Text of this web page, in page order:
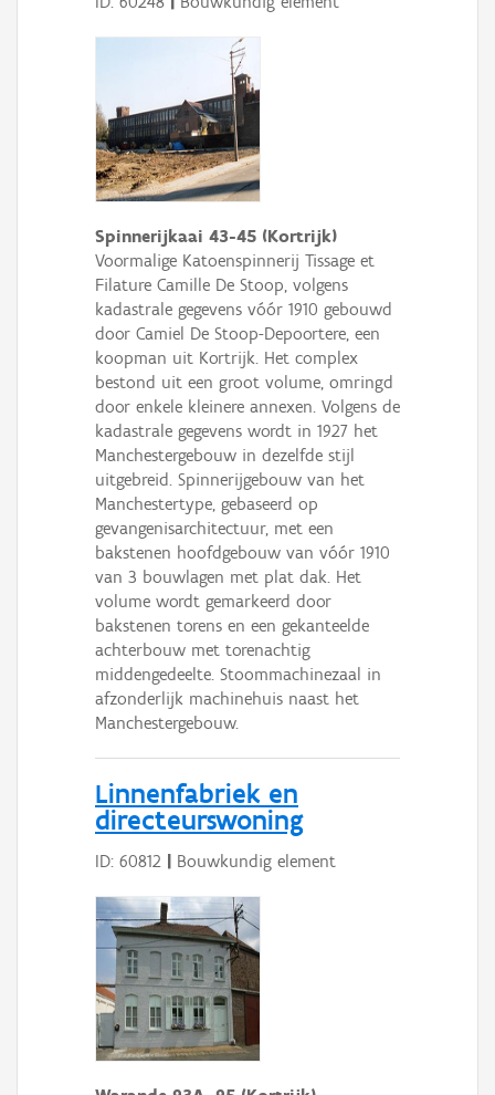
Spinnerijkaai 43-45 (Kortrijk)
Voormalige Katoenspinnerij Tissage et
Filature Camille De Stoop, volgens
kadastrale gegevens vóór 1910 gebouwd
door Camiel De Stoop-Depoortere, een
koopman uit Kortrijk. Het complex
bestond uit een groot volume, omringd
door enkele kleinere annexen. Volgens de
kadastrale gegevens wordt in 1927 het
Manchestergebouw in dezelfde stijl
uitgebreid. Spinnerijgebouw van het
Manchestertype, gebaseerd op
gevangenisarchitectuur, met een
bakstenen hoofdgebouw van vóór 1910
van 3 bouwlagen met plat dak. Het
volume wordt gemarkeerd door
bakstenen torens en een gekanteelde
achterbouw met torenachtig
middengedeelte. Stoommachinezaal in
afzonderlijk machinehuis naast het
Manchestergebouw.
Linnenfabriek en
directeurswoning
ID: 60812 | Bouwkundig element